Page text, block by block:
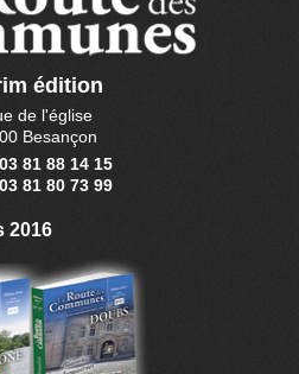
édition
de l'église
Besançon
81 88 14 15
81 80 73 99
2016